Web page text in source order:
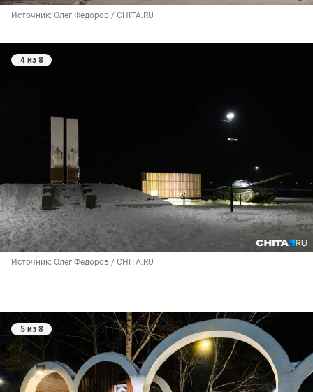
Источник: Олег Федоров / CHITA.RU
4 из 8
Источник: Олег Федоров / CHITA.RU
5 из 8